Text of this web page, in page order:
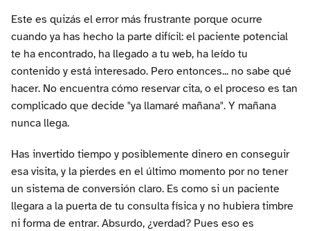
Este es quizás el error más frustrante porque ocurre
cuando ya has hecho la parte difícil: el paciente potencial
te ha encontrado, ha llegado a tu web, ha leído tu
contenido y está interesado. Pero entonces... no sabe qué
hacer. No encuentra cómo reservar cita, o el proceso es tan
complicado que decide "ya llamaré mañana". Y mañana
nunca llega.
Has invertido tiempo y posiblemente dinero en conseguir
esa visita, y la pierdes en el último momento por no tener
un sistema de conversión claro. Es como si un paciente
llegara a la puerta de tu consulta física y no hubiera timbre
ni forma de entrar. Absurdo, ¿verdad? Pues eso es